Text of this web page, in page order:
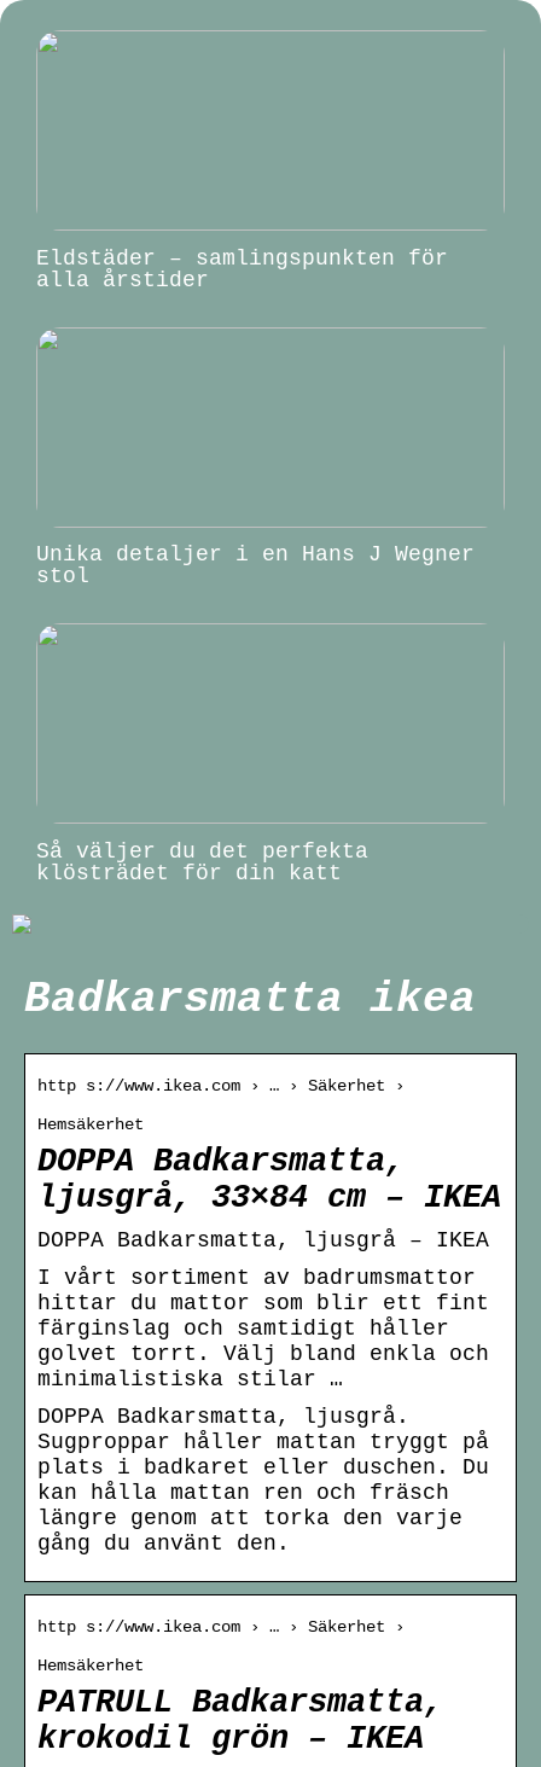
Eldstäder – samlingspunkten för
alla årstider
Unika detaljer i en Hans J Wegner
stol
Så väljer du det perfekta
klösträdet för din katt
Badkarsmatta ikea
http s://www.ikea.com › … › Säkerhet ›
Hemsäkerhet
DOPPA Badkarsmatta,
ljusgrå, 33×84 cm – IKEA
DOPPA Badkarsmatta, ljusgrå – IKEA
I vårt sortiment av badrumsmattor
hittar du mattor som blir ett fint
färginslag och samtidigt håller
golvet torrt. Välj bland enkla och
minimalistiska stilar …
DOPPA Badkarsmatta, ljusgrå.
Sugproppar håller mattan tryggt på
plats i badkaret eller duschen. Du
kan hålla mattan ren och fräsch
längre genom att torka den varje
gång du använt den.
http s://www.ikea.com › … › Säkerhet ›
Hemsäkerhet
PATRULL Badkarsmatta,
krokodil grön – IKEA